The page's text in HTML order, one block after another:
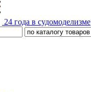
24 года в судомоделизме